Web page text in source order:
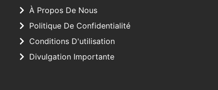
À Propos De Nous
Politique De Confidentialité
Conditions D'utilisation
Divulgation Importante